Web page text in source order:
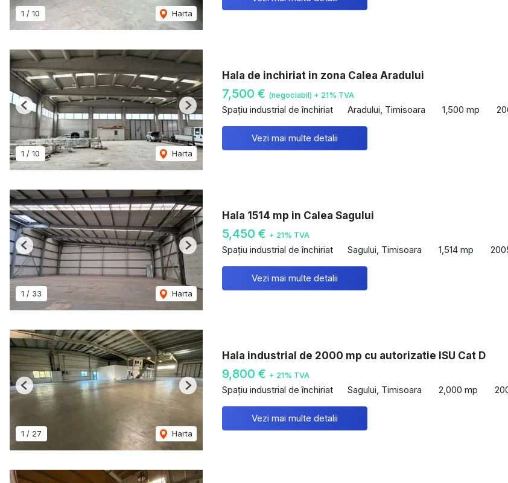
1 / 10 Harta
1 / 10 Harta
Previous Next
Hala de inchiriat in zona Calea Aradului
7,500 € (negociabil) + 21% TVA
Spațiu industrial de închiriat Aradului, Timisoara 1,500 mp
Vezi mai multe detalii
1 / 33 Harta
Previous Next
Hala 1514 mp in Calea Sagului
5,450 € + 21% TVA
Spațiu industrial de închiriat Sagului, Timisoara 1,514 mp
Vezi mai multe detalii
1 / 27 Harta
Previous Next
Hala industrial de 2000 mp cu autorizatie ISU Cat D
9,800 € + 21% TVA
Spațiu industrial de închiriat Sagului, Timisoara 2,000 mp
Vezi mai multe detalii